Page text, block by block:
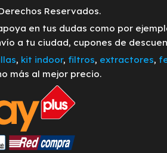
Reservados.
en tus dudas como por
a tu ciudad, cupones de
, kit indoor, filtros, extractores,
más al mejor precio.